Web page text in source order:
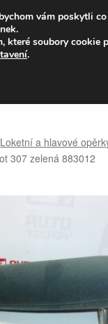
od 139,-
pá 9-16 704
Loketní a hlavové
307 zelená 883012
vám poskytli
které soubory cookie
.